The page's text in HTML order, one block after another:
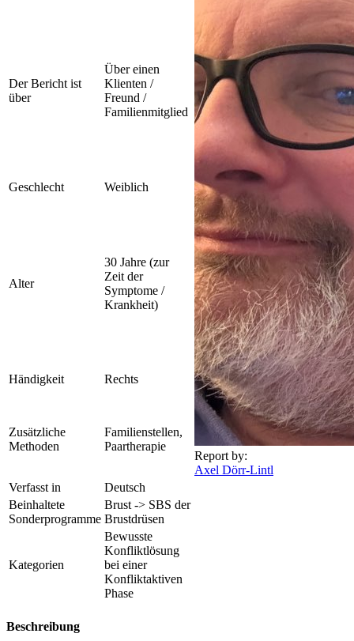
Report by:
Axel Dörr-Lintl
Der Bericht ist
über
Über einen
Klienten /
Freund /
Familienmitglied
Geschlecht Weiblich
Alter
30 Jahre (zur
Zeit der
Symptome /
Krankheit)
Händigkeit Rechts
Zusätzliche
Methoden
Familienstellen,
Paartherapie
Verfasst in
Deutsch
Beinhaltete
Sonderprogramme
Brust -> SBS der
Brustdrüsen
Kategorien
Bewusste
Konfliktlösung
bei einer
Konfliktaktiven
Phase
Beschreibung